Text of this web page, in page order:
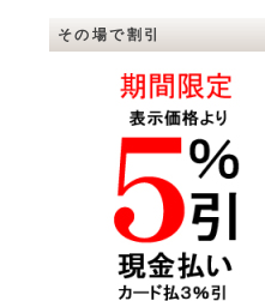
その場で割引